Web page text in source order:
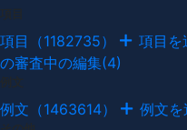
項目（1182735） 項目を
の審査中の編集(4)
例文（1463614） 例文を